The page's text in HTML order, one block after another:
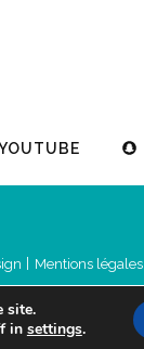
Mentions légales
site.
in settings.